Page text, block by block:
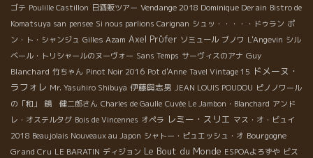
ゴテ Poulille Castillon 日酒販ツアー Vendange 2018 Dominique Derain Bistro de
Komatsuya san pensee Si nous parlions Carignan シュッ・・・・・ドゥラン ポ
ン・ト・シャンジュ Gilles Azam Axel Prϋfer ソミュール ブノワ L'Angevin シル
ベール・トリシャールのヌーヴォー Sans Temps サーヴィスのアナ Guy
Blanchard 竹ちゃん Pinot Noir 2016 Pot d'Anne Tavel Vintage 15 ドメーヌ・
ラフォレ Mr. Yasuhiro Shibuya 伊藤與志男 JEAN LOUIS POUDOU ピノノワール
の「和」
鏡 健二郎さん Charles de Gaulle Cuvée Le Jambon・Blanchard アンド
レ・オステルタグ Bois de Vincennes オペラ レミー・スリエ マス・オ・ビュイ
2018 Beaujolais Nouveaux au Japon シャトー・ピュエッシュ・オ Bourgogne
Grand Cru LE BARATIN ディジョン Le Bout du Monde ESPOAよろずや ビス